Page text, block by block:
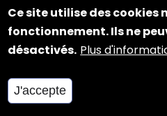
Ce site utilise des cookies
fonctionnement. Ils ne
désactivés. Plus
J'accepte
Inhibition
Il faudrait assister
activité à l'autre sinon il
Pour éviter les
que la salle de classe